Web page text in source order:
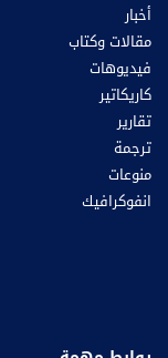
أخبار
مقالات وكتاب
فيديوهات
كاريكاتير
تقارير
ترجمة
منوعات
انفوكرافيك